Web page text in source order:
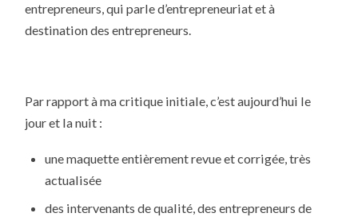
entrepreneurs, qui parle d’entrepreneuriat et à
destination des entrepreneurs.
Par rapport à ma critique initiale, c’est aujourd’hui le
jour et la nuit :
une maquette entièrement revue et corrigée, très
actualisée
des intervenants de qualité, des entrepreneurs de